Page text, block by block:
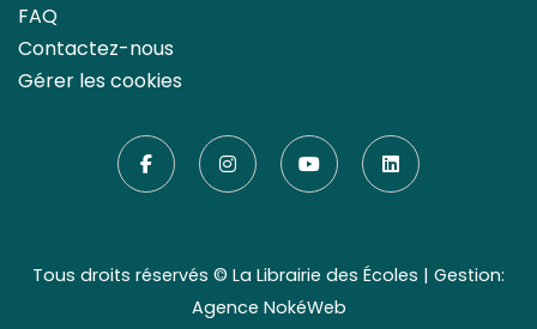
FAQ
Contactez-nous
Gérer les cookies
Tous droits réservés © La Librairie des Écoles | Gestion:
Agence NokéWeb